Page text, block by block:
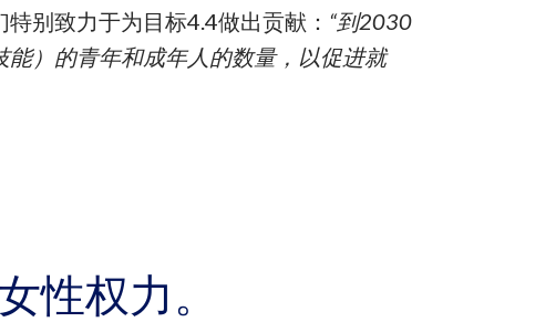
别致力于为目标4.4做出贡献： “到2030
）的青年和成年人的数量，以促进就
性权力。